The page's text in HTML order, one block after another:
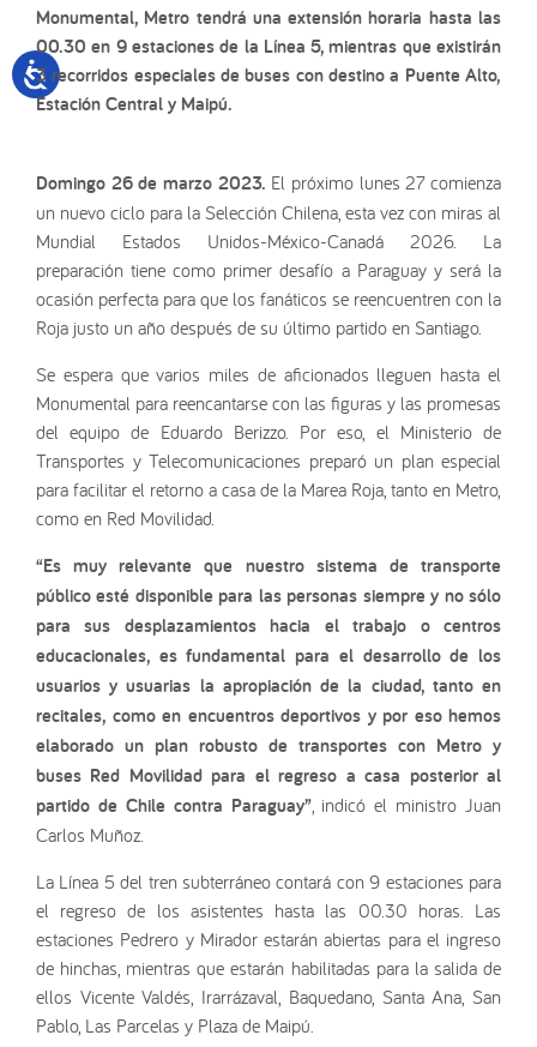
Monumental, Metro tendrá una extensión horaria hasta las
00.30 en 9 estaciones de la Línea 5, mientras que existirán
3 recorridos especiales de buses con destino a Puente Alto,
Estación Central y Maipú.
Domingo 26 de marzo 2023. El próximo lunes 27 comienza
un nuevo ciclo para la Selección Chilena, esta vez con miras al
Mundial Estados Unidos-México-Canadá 2026. La
preparación tiene como primer desafío a Paraguay y será la
ocasión perfecta para que los fanáticos se reencuentren con la
Roja justo un año después de su último partido en Santiago.
Se espera que varios miles de aficionados lleguen hasta el
Monumental para reencantarse con las figuras y las promesas
del equipo de Eduardo Berizzo. Por eso, el Ministerio de
Transportes y Telecomunicaciones preparó un plan especial
para facilitar el retorno a casa de la Marea Roja, tanto en Metro,
como en Red Movilidad.
“Es muy relevante que nuestro sistema de transporte
público esté disponible para las personas siempre y no sólo
para sus desplazamientos hacia el trabajo o centros
educacionales, es fundamental para el desarrollo de los
usuarios y usuarias la apropiación de la ciudad, tanto en
recitales, como en encuentros deportivos y por eso hemos
elaborado un plan robusto de transportes con Metro y
buses Red Movilidad para el regreso a casa posterior al
partido de Chile contra Paraguay”, indicó el ministro Juan
Carlos Muñoz.
La Línea 5 del tren subterráneo contará con 9 estaciones para
el regreso de los asistentes hasta las 00.30 horas. Las
estaciones Pedrero y Mirador estarán abiertas para el ingreso
de hinchas, mientras que estarán habilitadas para la salida de
ellos Vicente Valdés, Irarrázaval, Baquedano, Santa Ana, San
Pablo, Las Parcelas y Plaza de Maipú.